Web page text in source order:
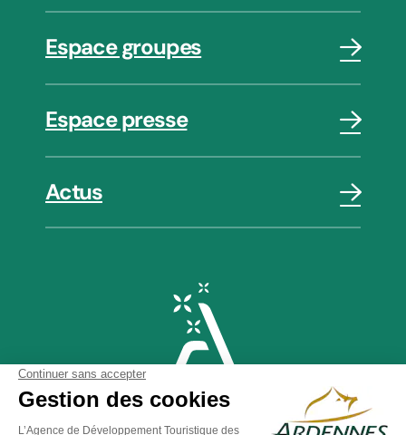
Espace groupes
Espace presse
Actus